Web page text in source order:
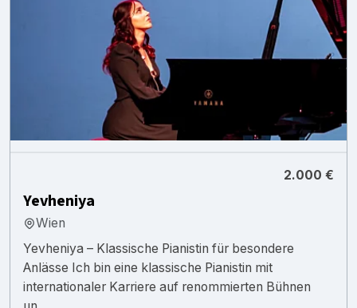
2.000 €
Yevheniya
Wien
Yevheniya – Klassische Pianistin für besondere
Anlässe Ich bin eine klassische Pianistin mit
internationaler Karriere auf renommierten Bühnen